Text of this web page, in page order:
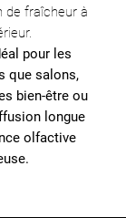
de fraîcheur à
pour les
que salons,
bien-être ou
longue
olfactive